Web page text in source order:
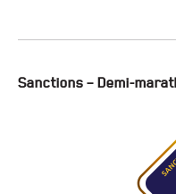
Sanctions – Demi-